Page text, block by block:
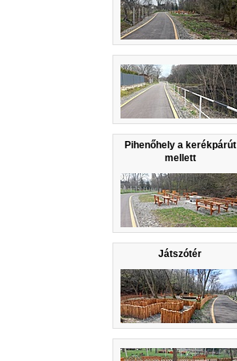
Pihenőhely a kerékpárút
mellett
Játszótér